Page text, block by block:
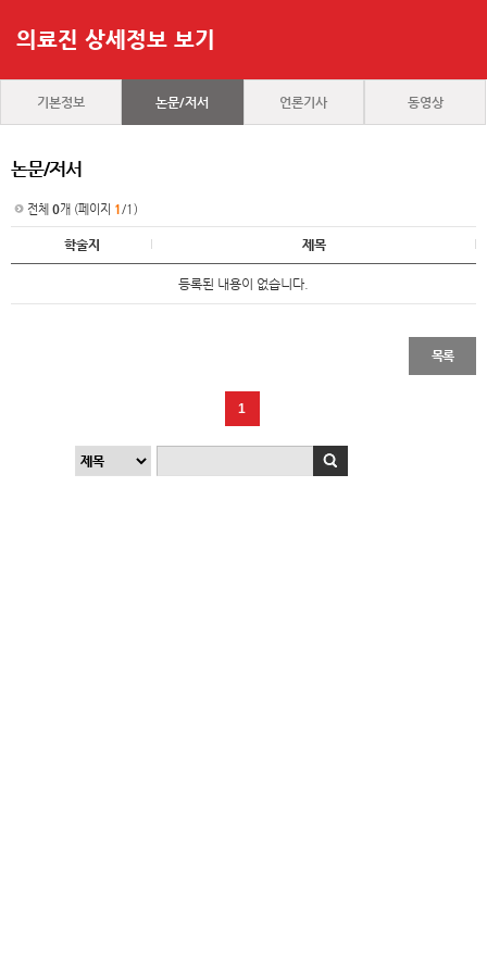
의료진 상세정보 보기
기본정보 논문/저서 언론기사 동영상
논문/저서
전체 0개 (페이지 1/1)
학술지 제목
등록된 내용이 없습니다.
목록
1